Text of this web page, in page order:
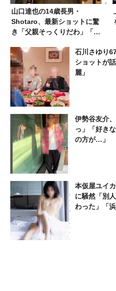
山口達也の14歳長男・
Shotaro、最新ショットに驚
き「父親そっくりだわ」「似
が…
石川さゆり
ショットが
麗」
伊勢谷友介
っ」「好き
の方が…」
本仮屋ユイ
に騒然「別
わった」「